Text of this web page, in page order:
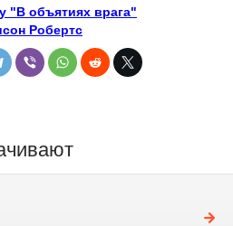
"В объятиях врага"
Робертс